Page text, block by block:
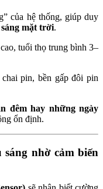
của hệ thống, giúp duy
mặt trời.
tuổi thọ trung bình 3–
pin, bền gấp đôi pin
đêm hay những ngày
ổn định.
nhờ cảm biến